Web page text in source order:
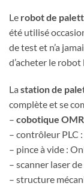
Le robot de
été utilisé
de test et n’a
d’acheter le
La station de
complète et se
– cobotique
– contrôleur PLC
– pince à vide :
– scanner laser
– structure